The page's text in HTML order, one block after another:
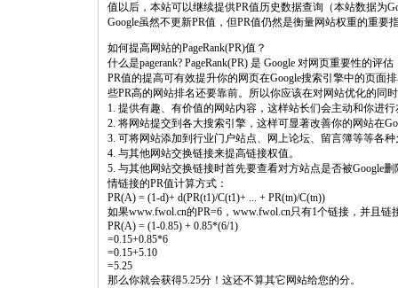
值以后，本站可以继续提供PR值历史数据查询（本站数据为
Google虽然不更新PR值，但PR值仍然是衡量网站权重的重要
如何提高网站的PageRank(PR)值？
什么是pagerank? PageRank(PR) 是 Google 对网页重要性的评估
PR值的提高可有效提升你的网页在Google搜索引擎中的页面
些PR高的网站排名还要靠前。所以你应该在对网站优化的同
1. 提供有趣、有价值的网站内容，这样站长们会主动和你进
2. 将网站提交到各大搜索引擎，这样可显著改善你的网站在
3. 可将网站添加到行业门户站点、网上论坛、留言簿等等各
4. 与其他网站交换链接来提高链接权值。
5. 与其他网站交换链接时首先要查看对方站点是否被Google
情链接的PR值计算方式：
PR(A) = (1-d)+ d(PR(t1)/C(t1)+ ... + PR(tn)/C(tn))
如果www.fwol.cn的PR=6，www.fwol.cn只有1个链接，并且链
PR(A) = (1-0.85) + 0.85*(6/1)
=0.15+0.85*6
=0.15+5.10
=5.25
那么你就会获得5.25分！这还不算其它网站给您的分。